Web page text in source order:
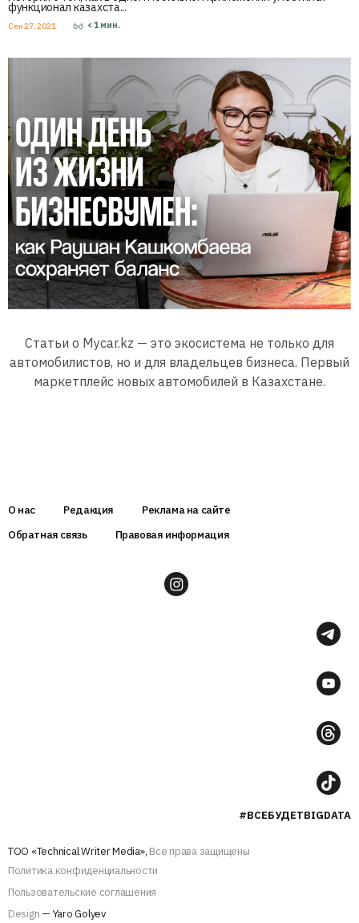
функционал казахста...
Сен 27, 2021 < 1 мин.
Статьи о Mycar.kz — это экосистема не только для
автомобилистов, но и для владельцев бизнеса. Первый
маркетплейс новых автомобилей в Казахстане.
О нас Редакция
Реклама на сайте
Обратная связь
Правовая информация
#ВСЕБУДЕТBIGDATA
ТОО «Technical Writer Media», Все права защищены
Политика конфиденциальности
Пользовательские соглашения
Design — Yaro Golyev